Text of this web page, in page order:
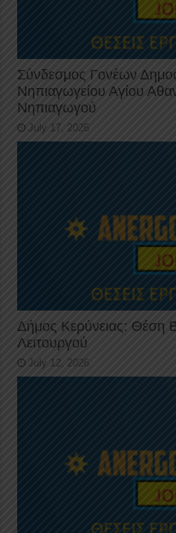
Σύνδεσμος Γονέων
Νηπιαγωγείου Αγίου
Νηπιαγωγού
July 17, 2026
Δήμος Κερύνειας: Θέση
Λειτουργού
July 12, 2026